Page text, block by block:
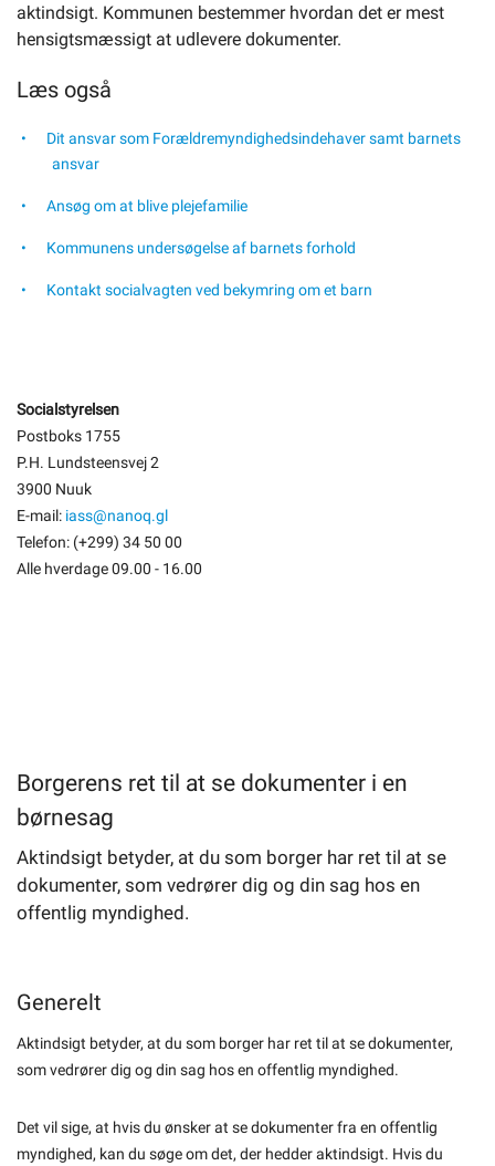
aktindsigt. Kommunen bestemmer hvordan det er mest
hensigtsmæssigt at udlevere dokumenter.
Læs også
Dit ansvar som Forældremyndighedsindehaver samt barnets
ansvar
Ansøg om at blive plejefamilie
Kommunens undersøgelse af barnets forhold
Kontakt socialvagten ved bekymring om et barn
Socialstyrelsen
Postboks 1755
P.H. Lundsteensvej 2
3900 Nuuk
E-mail: iass@nanoq.gl
Telefon: (+299) 34 50 00
Alle hverdage 09.00 - 16.00
Borgerens ret til at se dokumenter i en
børnesag
Aktindsigt betyder, at du som borger har ret til at se
dokumenter, som vedrører dig og din sag hos en
offentlig myndighed.
Generelt
Aktindsigt betyder, at du som borger har ret til at se dokumenter,
som vedrører dig og din sag hos en offentlig myndighed.
Det vil sige, at hvis du ønsker at se dokumenter fra en offentlig
myndighed, kan du søge om det, der hedder aktindsigt. Hvis du